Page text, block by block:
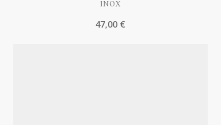
INOX
47,00 €